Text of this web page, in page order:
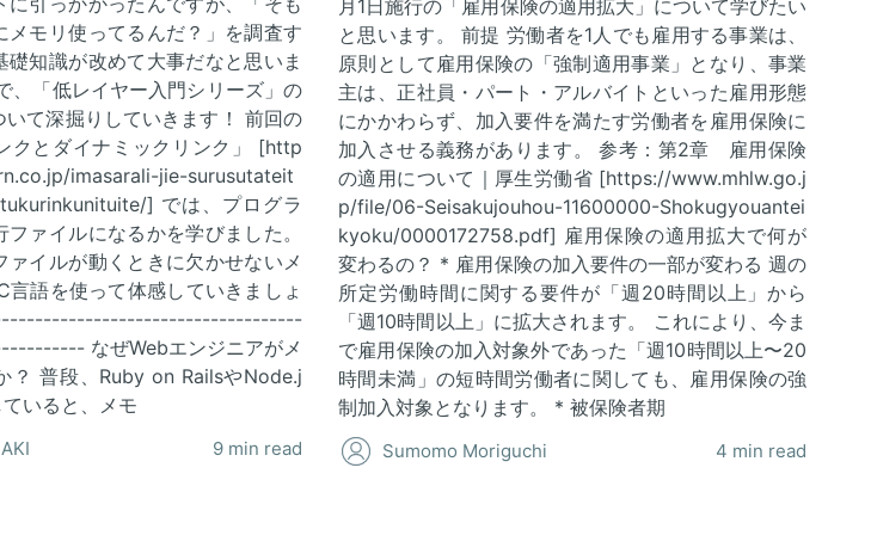
メモリ使ってるんだ？」を調査す
礎知識が改めて大事だなと思いま
、「低レイヤー入門シリーズ」の
て深掘りしていきます！ 前回の
クとダイナミックリンク」 [http
imasarali-jie-surusutateit
] では、プログラ
ァイルになるかを学びました。
ァイルが動くときに欠かせないメ
言語を使って体感していきましょ
なぜWebエンジニアがメ
？ 普段、Ruby on RailsやNode.j
いると、メモ
9 min read
月1日施行の「雇用保険の適用拡大」について学びたい
と思います。 前提 労働者を1人でも雇用する事業は、
原則として雇用保険の「強制適用事業」となり、事業
主は、正社員・パート・アルバイトといった雇用形態
にかかわらず、加入要件を満たす労働者を雇用保険に
加入させる義務があります。 参考：第2章 雇用保険
の適用について｜厚生労働省 [https://www.mhlw.go.j
p/file/06-Seisakujouhou-11600000-Shokugyouantei
kyoku/0000172758.pdf] 雇用保険の適用拡大で何が
変わるの？ * 雇用保険の加入要件の一部が変わる 週の
所定労働時間に関する要件が「週20時間以上」から
「週10時間以上」に拡大されます。 これにより、今ま
で雇用保険の加入対象外であった「週10時間以上〜20
時間未満」の短時間労働者に関しても、雇用保険の強
制加入対象となります。 * 被保険者期
Sumomo Moriguchi 4 min read